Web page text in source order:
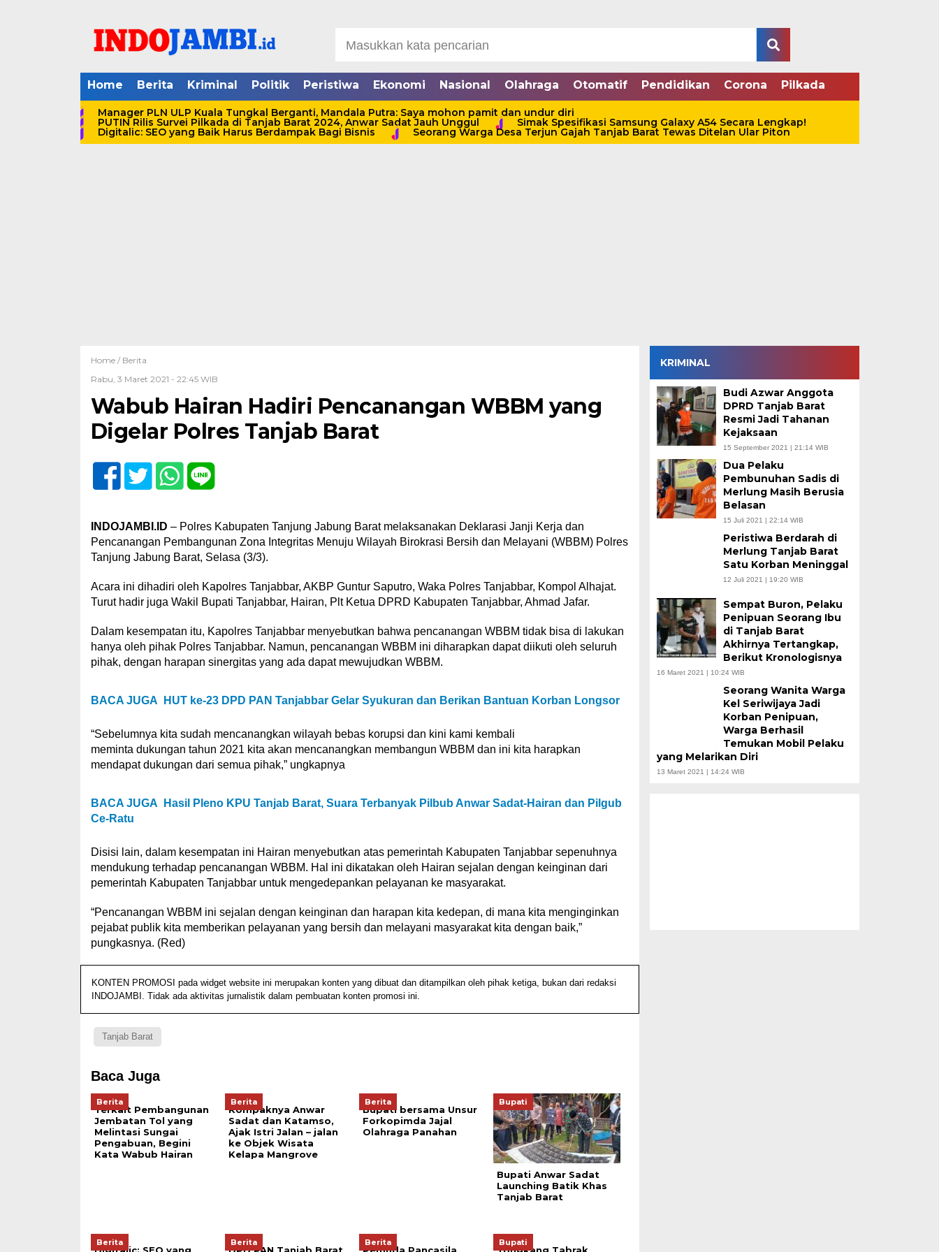
Home Berita Kriminal Politik Peristiwa Ekonomi Nasional Olahraga Otomatif Pendidikan Corona Pilkada
Manager PLN ULP Kuala Tungkal Berganti, Mandala Putra: Saya mohon pamit dan undur diri
PUTIN Rilis Survei Pilkada di Tanjab Barat 2024, Anwar Sadat Jauh Unggul Simak Spesifikasi Samsung Galaxy A54 Secara Lengkap!
Digitalic: SEO yang Baik Harus Berdampak Bagi Bisnis Seorang Warga Desa Terjun Gajah Tanjab Barat Tewas Ditelan Ular Piton
Home / Berita
Rabu, 3 Maret 2021 - 22:45 WIB
Wabub Hairan Hadiri Pencanangan WBBM yang
Digelar Polres Tanjab Barat
INDOJAMBI.ID – Polres Kabupaten Tanjung Jabung Barat melaksanakan Deklarasi Janji Kerja dan
Pencanangan Pembangunan Zona Integritas Menuju Wilayah Birokrasi Bersih dan Melayani (WBBM) Polres
Tanjung Jabung Barat, Selasa (3/3).
Acara ini dihadiri oleh Kapolres Tanjabbar, AKBP Guntur Saputro, Waka Polres Tanjabbar, Kompol Alhajat.
Turut hadir juga Wakil Bupati Tanjabbar, Hairan, Plt Ketua DPRD Kabupaten Tanjabbar, Ahmad Jafar.
Dalam kesempatan itu, Kapolres Tanjabbar menyebutkan bahwa pencanangan WBBM tidak bisa di lakukan
hanya oleh pihak Polres Tanjabbar. Namun, pencanangan WBBM ini diharapkan dapat diikuti oleh seluruh
pihak, dengan harapan sinergitas yang ada dapat mewujudkan WBBM.
BACA JUGA HUT ke-23 DPD PAN Tanjabbar Gelar Syukuran dan Berikan Bantuan Korban Longsor
“Sebelumnya kita sudah mencanangkan wilayah bebas korupsi dan kini kami kembali
meminta dukungan tahun 2021 kita akan mencanangkan membangun WBBM dan ini kita harapkan
mendapat dukungan dari semua pihak,” ungkapnya
BACA JUGA
Hasil Pleno KPU Tanjab Barat, Suara Terbanyak Pilbub Anwar Sadat-Hairan dan Pilgub
Ce-Ratu
Disisi lain, dalam kesempatan ini Hairan menyebutkan atas pemerintah Kabupaten Tanjabbar sepenuhnya
mendukung terhadap pencanangan WBBM. Hal ini dikatakan oleh Hairan sejalan dengan keinginan dari
pemerintah Kabupaten Tanjabbar untuk mengedepankan pelayanan ke masyarakat.
“Pencanangan WBBM ini sejalan dengan keinginan dan harapan kita kedepan, di mana kita menginginkan
pejabat publik kita memberikan pelayanan yang bersih dan melayani masyarakat kita dengan baik,”
pungkasnya. (Red)
KONTEN PROMOSI pada widget website ini merupakan konten yang dibuat dan ditampilkan oleh pihak ketiga, bukan dari redaksi
INDOJAMBI. Tidak ada aktivitas jurnalistik dalam pembuatan konten promosi ini.
Tanjab Barat
Baca Juga
Berita
Terkait Pembangunan
Jembatan Tol yang
Melintasi Sungai
Pengabuan, Begini
Kata Wabub Hairan
Berita
Kompaknya Anwar
Sadat dan Katamso,
Ajak Istri Jalan – jalan
ke Objek Wisata
Kelapa Mangrove
Berita
Bupati bersama Unsur
Forkopimda Jajal
Olahraga Panahan
Bupati
Bupati Anwar Sadat
Launching Batik Khas
Tanjab Barat
Berita Berita Berita Bupati
KRIMINAL
Budi Azwar Anggota
DPRD Tanjab Barat
Resmi Jadi Tahanan
Kejaksaan
15 September 2021 | 21:14 WIB
Dua Pelaku
Pembunuhan Sadis di
Merlung Masih Berusia
Belasan
15 Juli 2021 | 22:14 WIB
Peristiwa Berdarah di
Merlung Tanjab Barat
Satu Korban Meninggal
12 Juli 2021 | 19:20 WIB
Sempat Buron, Pelaku
Penipuan Seorang Ibu
di Tanjab Barat
Akhirnya Tertangkap,
Berikut Kronologisnya
16 Maret 2021 | 10:24 WIB
Seorang Wanita Warga
Kel Seriwijaya Jadi
Korban Penipuan,
Warga Berhasil
Temukan Mobil Pelaku
yang Melarikan Diri
13 Maret 2021 | 14:24 WIB